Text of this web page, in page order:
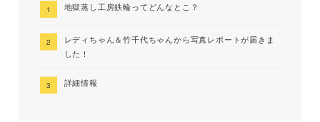
地獄蒸し工房鉄輪ってどんなとこ？
レディちゃん＆竹千代ちゃんから写真レポートが届きま
した！
詳細情報